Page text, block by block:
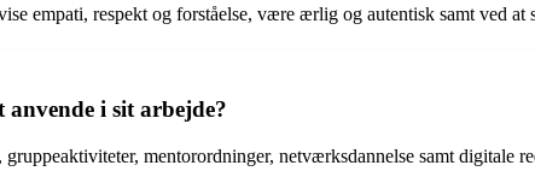
empati, respekt og forståelse, være ærlig og autentisk samt ved
i sit arbejde?
mentorordninger, netværksdannelse samt digitale